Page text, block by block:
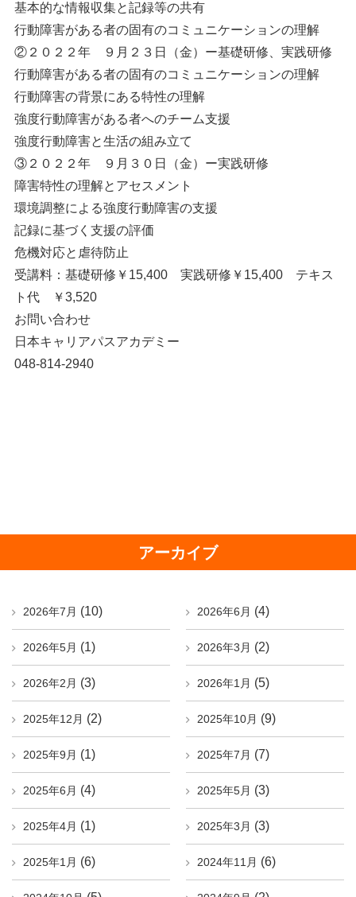
基本的な情報収集と記録等の共有
行動障害がある者の固有のコミュニケーションの理解
②２０２２年 ９月２３日（金）ー基礎研修、実践研修
行動障害がある者の固有のコミュニケーションの理解
行動障害の背景にある特性の理解
強度行動障害がある者へのチーム支援
強度行動障害と生活の組み立て
③２０２２年 ９月３０日（金）ー実践研修
障害特性の理解とアセスメント
環境調整による強度行動障害の支援
記録に基づく支援の評価
危機対応と虐待防止
受講料：基礎研修￥15,400 実践研修￥15,400 テキス
ト代 ￥3,520
お問い合わせ
日本キャリアパスアカデミー
048-814-2940
アーカイブ
2026年7月 (10) 2026年6月 (4)
2026年5月 (1) 2026年3月 (2)
2026年2月 (3) 2026年1月 (5)
2025年12月 (2) 2025年10月 (9)
2025年9月 (1) 2025年7月 (7)
2025年6月 (4) 2025年5月 (3)
2025年4月 (1) 2025年3月 (3)
2025年1月 (6) 2024年11月 (6)